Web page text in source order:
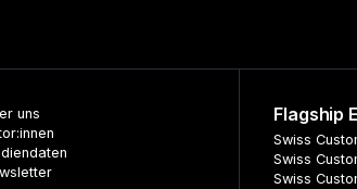
uns
Flagship
Swiss
Swiss
Swiss